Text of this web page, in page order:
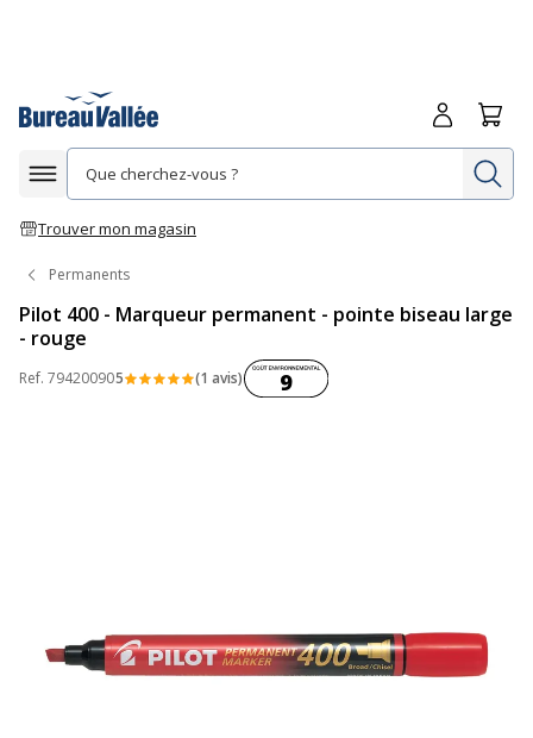
Afficher la navigation
Trouver mon magasin
Me
Permanents
Pilot 400 - Marqueur permanent - pointe biseau large
- rouge
Ref. 794200905 (1 avis)Coût environnemental :
9